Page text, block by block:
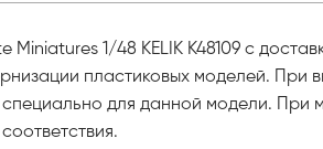
1/48 KELIK K48109 с
пластиковых моделей. При
для данной модели. При